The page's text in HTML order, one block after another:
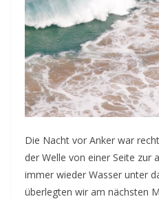
Die Nacht vor Anker war
der Welle von einer Seite zur
immer wieder Wasser unter
überlegten wir am nächsten